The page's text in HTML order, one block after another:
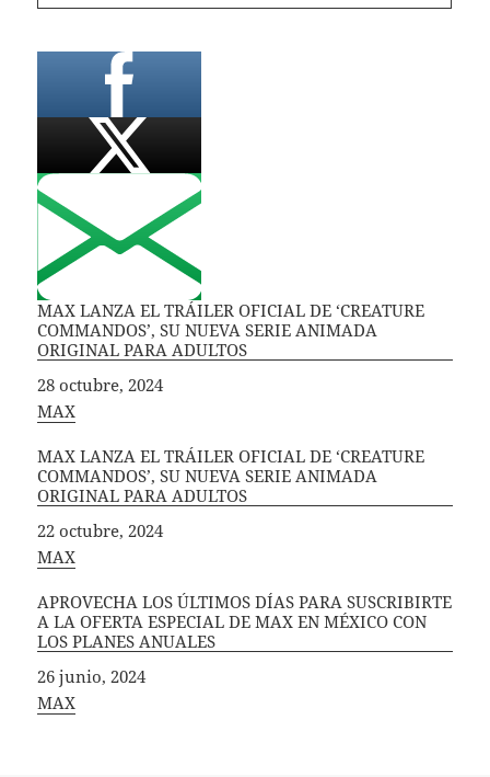
MAX LANZA EL TRÁILER OFICIAL DE ‘CREATURE
COMMANDOS’, SU NUEVA SERIE ANIMADA
ORIGINAL PARA ADULTOS
Fecha
28 octubre, 2024
In relation to
MAX
MAX LANZA EL TRÁILER OFICIAL DE ‘CREATURE
COMMANDOS’, SU NUEVA SERIE ANIMADA
ORIGINAL PARA ADULTOS
Fecha
22 octubre, 2024
In relation to
MAX
APROVECHA LOS ÚLTIMOS DÍAS PARA SUSCRIBIRTE
A LA OFERTA ESPECIAL DE MAX EN MÉXICO CON
LOS PLANES ANUALES
Fecha
26 junio, 2024
In relation to
MAX